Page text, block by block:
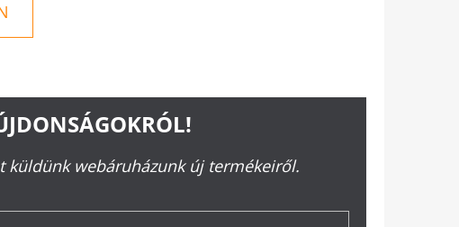
küldünk webáruházunk új termékeiről.